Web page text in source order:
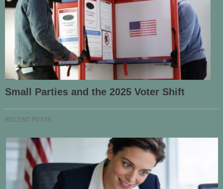
Small Parties and the 2025 Voter Shift
RECENT POSTS